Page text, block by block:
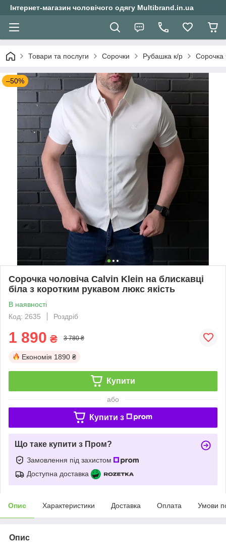
Інтернет-магазин чоловічого одягу Multibrand.in.ua
Товари та послуги Сорочки Рубашка к/р Сорочка
–50%
Сорочка чоловіча Calvin Klein на блискавці
біла з коротким рукавом люкс якість
В наявності
Код: 2635
Роздріб
1 890 ₴ 3 780 ₴
Економія 1890 ₴
Купити
або
Купити з
Що таке купити з Пром?
Замовлення під захистом
Доступна доставка
Опис Характеристики Доставка Оплата Умови
Опис